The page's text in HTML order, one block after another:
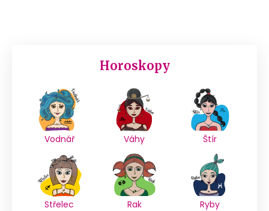
Horoskopy
Vodnář Váhy Štír
Střelec Rak Ryby